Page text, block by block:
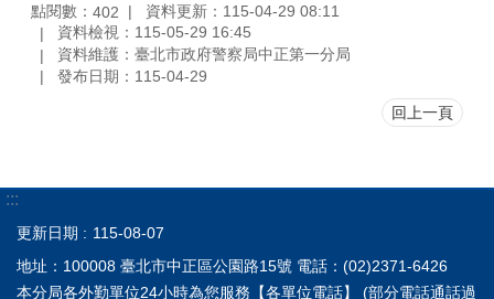
點閱數： 402
資料更新：115-04-29 08:11
資料檢視：115-05-29 16:45
資料維護：臺北市政府警察局中正第一分局
發布日期：115-04-29
回上一頁
:::
更新日期
115-08-07
地址：100008 臺北市中正區公園路15號 電話：(02)2371-6426
本分局各外勤單位24小時為您服務 【各單位電話】 (部分電話通話過